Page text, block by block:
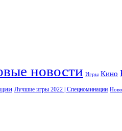
новости Игры Кино
Лучшие игры 2022 | Спецноминации